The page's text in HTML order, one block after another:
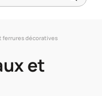
ferrures décoratives
et